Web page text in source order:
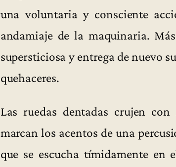
una voluntaria y consciente
andamiaje de la maquinaria.
supersticiosa y entrega de nuevo
quehaceres.
Las ruedas dentadas crujen
marcan los acentos de una
que se escucha tímidamente en